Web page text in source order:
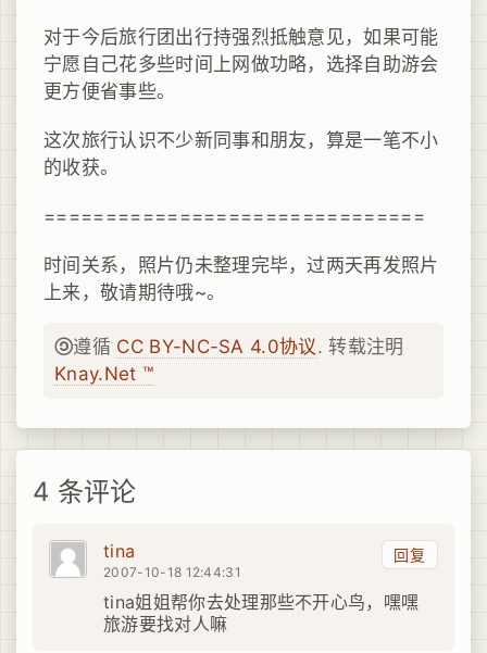
对于今后旅行团出行持强烈抵触意见，如果可能
宁愿自己花多些时间上网做功略，选择自助游会
更方便省事些。
这次旅行认识不少新同事和朋友，算是一笔不小
的收获。
===============================
时间关系，照片仍未整理完毕，过两天再发照片
上来，敬请期待哦~。
遵循 CC BY-NC-SA 4.0协议. 转载注明
Knay.Net ™
4 条评论
回复
tina
2007-10-18 12:44:31
tina姐姐帮你去处理那些不开心鸟，嘿嘿
旅游要找对人嘛